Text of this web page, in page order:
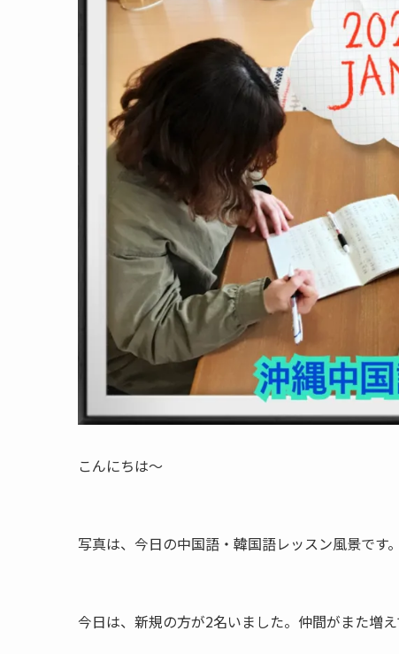
こんにちは〜
写真は、今日の中国語・韓国語レッスン風景です。
今日は、新規の方が2名いました。仲間がまた増